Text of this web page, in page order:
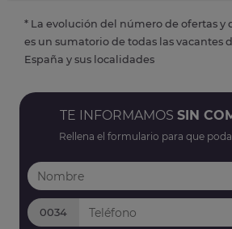
* La evolución del número de ofertas y
es un sumatorio de todas las vacantes
España y sus localidades
TE INFORMAMOS SIN
Rellena el formulario para que
0034